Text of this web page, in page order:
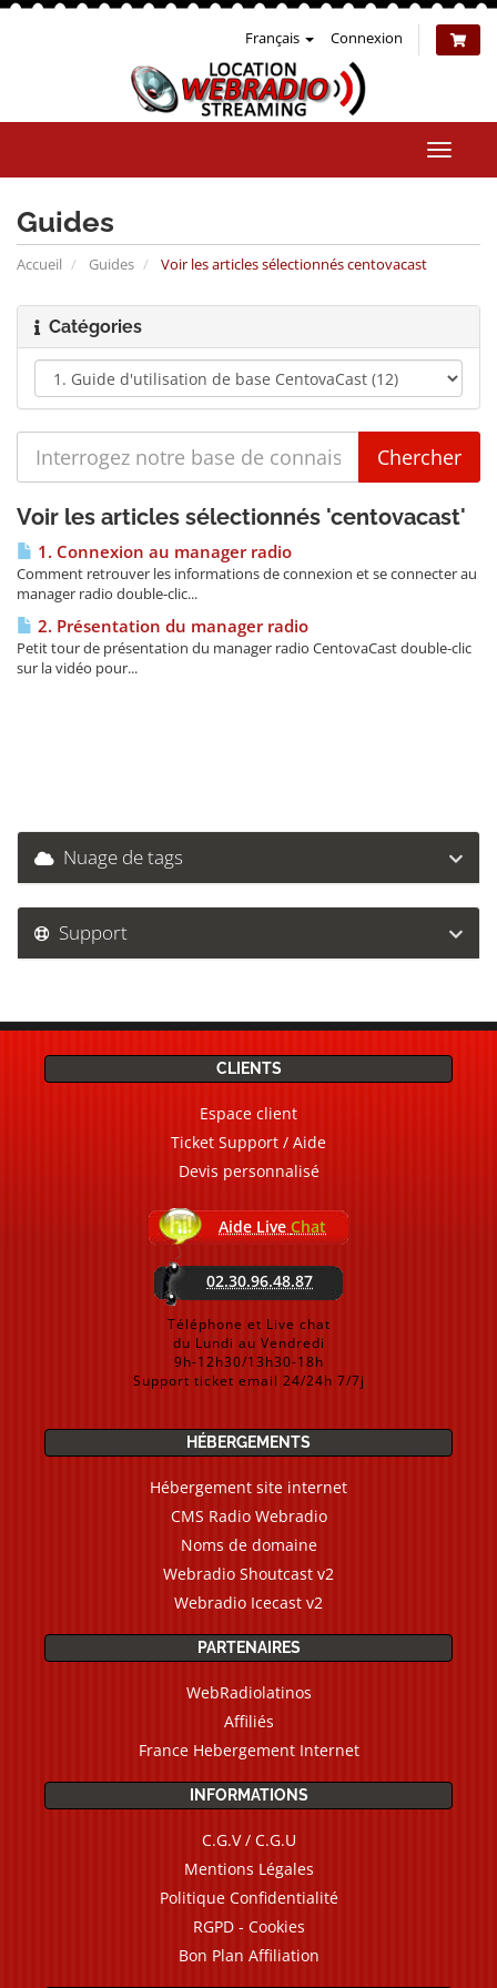
Français Connexion
la
Guides
Accueil Guides Voir les articles sélectionnés centovacast
Catégories
Voir les articles sélectionnés 'centovacast'
1. Connexion au manager radio
Comment retrouver les informations de connexion et se connecter au
manager radio double-clic...
2. Présentation du manager radio
Petit tour de présentation du manager radio CentovaCast double-clic
sur la vidéo pour...
Nuage de tags
Support
CLIENTS
Espace client
Ticket Support / Aide
Devis personnalisé
Aide Live Chat
02.30.96.48.87
Téléphone et Live chat
du Lundi au Vendredi
9h-12h30/13h30-18h
Support ticket email 24/24h 7/7j
HÉBERGEMENTS
Hébergement site internet
CMS Radio Webradio
Noms de domaine
Webradio Shoutcast v2
Webradio Icecast v2
PARTENAIRES
WebRadiolatinos
Affiliés
France Hebergement Internet
INFORMATIONS
C.G.V / C.G.U
Mentions Légales
Politique Confidentialité
RGPD - Cookies
Bon Plan Affiliation